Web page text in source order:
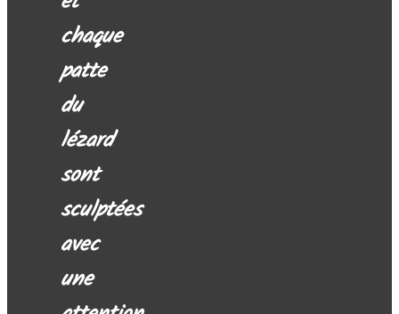
chaque
patte
du
lézard
sont
sculptées
avec
une